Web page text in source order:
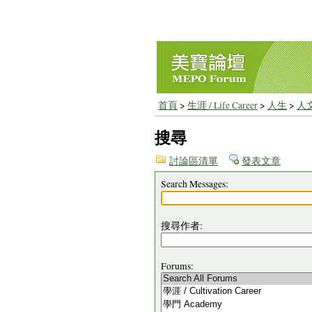
首頁> 生涯 / Life Career> 人生 > 人
搜尋
討論區清單
發表文章
Search Messages:
搜尋作者:
Forums: